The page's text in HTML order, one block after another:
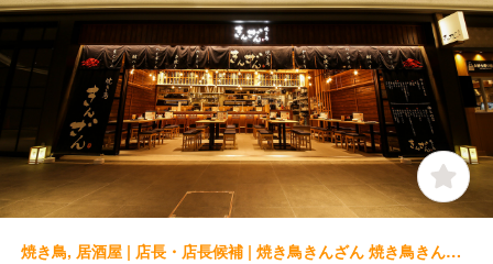
焼き鳥, 居酒屋 | 店長・店長候補 | 焼き鳥きんざん 焼き鳥きんざん 恵比寿店